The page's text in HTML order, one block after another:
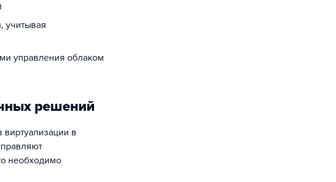
учитывая
управления облаком
решений
в
необходимо